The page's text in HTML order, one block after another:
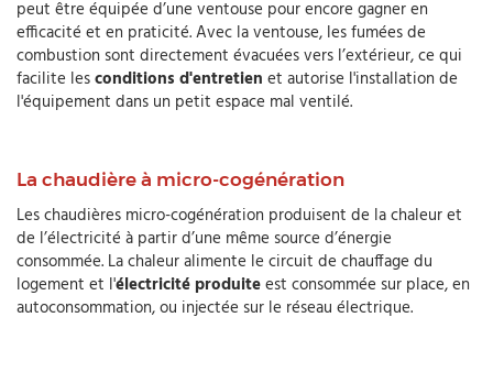
peut être équipée d’une ventouse pour encore gagner en
efficacité et en praticité. Avec la ventouse, les fumées de
combustion sont directement évacuées vers l’extérieur, ce qui
facilite lesconditions d'entretien et autorise l'installation de
l'équipement dans un petit espace mal ventilé.
La chaudière à micro-cogénération
Les chaudières micro-cogénération produisent de la chaleur et
de l’électricité à partir d’une même source d’énergie
consommée. La chaleur alimente le circuit de chauffage du
logement et l'électricité produiteest consommée sur place, en
autoconsommation, ou injectée sur le réseau électrique.